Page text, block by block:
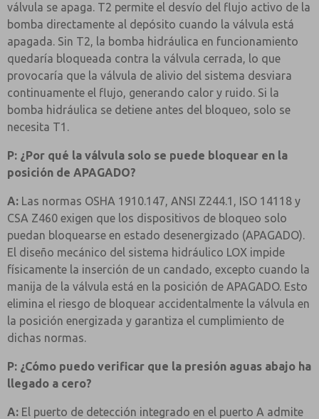
válvula se apaga. T2 permite el desvío del flujo activo de la
bomba directamente al depósito cuando la válvula está
apagada. Sin T2, la bomba hidráulica en funcionamiento
quedaría bloqueada contra la válvula cerrada, lo que
provocaría que la válvula de alivio del sistema desviara
continuamente el flujo, generando calor y ruido. Si la
bomba hidráulica se detiene antes del bloqueo, solo se
necesita T1.
P: ¿Por qué la válvula solo se puede bloquear en la
posición de APAGADO?
A: Las normas OSHA 1910.147, ANSI Z244.1, ISO 14118 y
CSA Z460 exigen que los dispositivos de bloqueo solo
puedan bloquearse en estado desenergizado (APAGADO).
El diseño mecánico del sistema hidráulico LOX impide
físicamente la inserción de un candado, excepto cuando la
manija de la válvula está en la posición de APAGADO. Esto
elimina el riesgo de bloquear accidentalmente la válvula en
la posición energizada y garantiza el cumplimiento de
dichas normas.
P: ¿Cómo puedo verificar que la presión aguas abajo ha
llegado a cero?
A: El puerto de detección integrado en el puerto A admite